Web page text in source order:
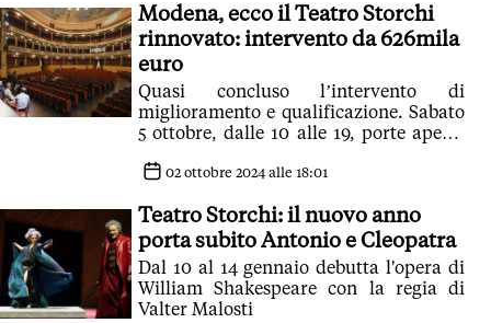
Modena, ecco il Teatro Storchi
rinnovato: intervento da 626mila
euro
Quasi concluso l’intervento di
miglioramento e qualificazione. Sabato
5 ottobre, dalle 10 alle 19, porte aperte
allestimento
02 ottobre 2024 alle 18:01
Teatro Storchi: il nuovo anno
porta subito Antonio e Cleopatra
Dal 10 al 14 gennaio debutta l'opera di
William Shakespeare con la regia di
Valter Malosti